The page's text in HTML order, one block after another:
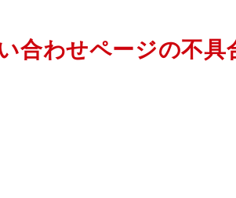
合わせページの不具